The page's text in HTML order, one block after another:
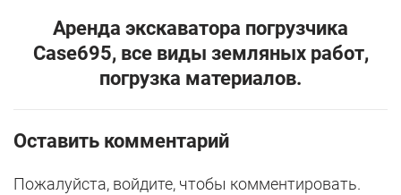
Аренда экскаватора погрузчика
Case695, все виды земляных работ,
погрузка материалов.
Оставить комментарий
Пожалуйста, войдите, чтобы комментировать.